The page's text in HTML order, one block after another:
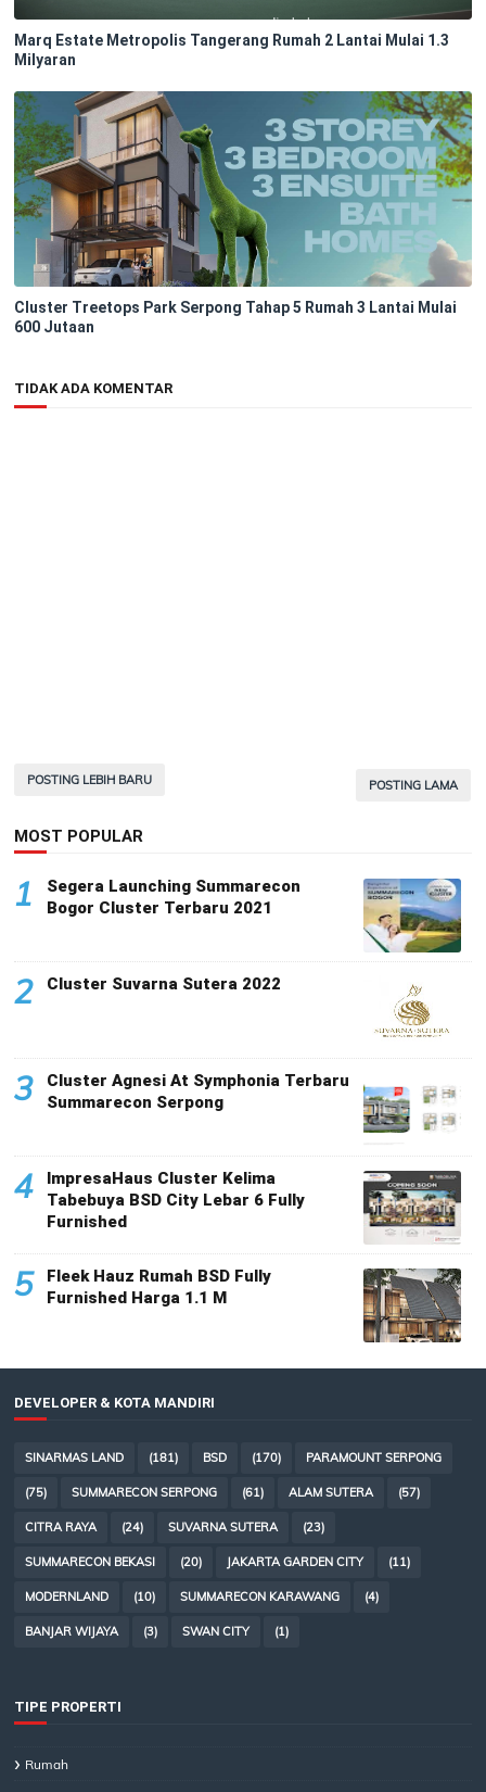
Marq Estate Metropolis Tangerang Rumah 2 Lantai Mulai 1.3
Milyaran
Cluster Treetops Park Serpong Tahap 5 Rumah 3 Lantai Mulai
600 Jutaan
TIDAK ADA KOMENTAR
POSTING LEBIH BARU POSTING LAMA
MOST POPULAR
1
Segera Launching Summarecon
Bogor Cluster Terbaru 2021
2 Cluster Suvarna Sutera 2022
3
Cluster Agnesi At Symphonia Terbaru
Summarecon Serpong
4
ImpresaHaus Cluster Kelima
Tabebuya BSD City Lebar 6 Fully
Furnished
5
Fleek Hauz Rumah BSD Fully
Furnished Harga 1.1 M
DEVELOPER & KOTA MANDIRI
SINARMAS LAND (181) BSD (170) PARAMOUNT SERPONG
(75) SUMMARECON SERPONG (61) ALAM SUTERA (57)
CITRA RAYA (24) SUVARNA SUTERA (23)
SUMMARECON BEKASI (20) JAKARTA GARDEN CITY (11)
MODERNLAND (10) SUMMARECON KARAWANG (4)
BANJAR WIJAYA (3) SWAN CITY (1)
TIPE PROPERTI
Rumah